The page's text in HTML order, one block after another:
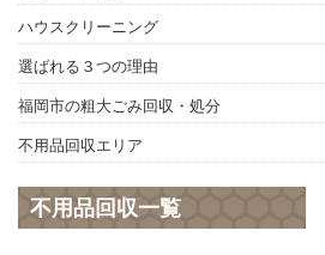
ハウスクリーニング
選ばれる３つの理由
福岡市の粗大ごみ回収・処分
不用品回収エリア
不用品回収一覧